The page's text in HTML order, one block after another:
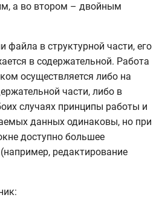
а во втором – двойным
файла в структурной части, его
в содержательной. Работа
осуществляется либо на
части, либо в
случаях принципы работы и
данных одинаковы, но при
доступно большее
редактирование